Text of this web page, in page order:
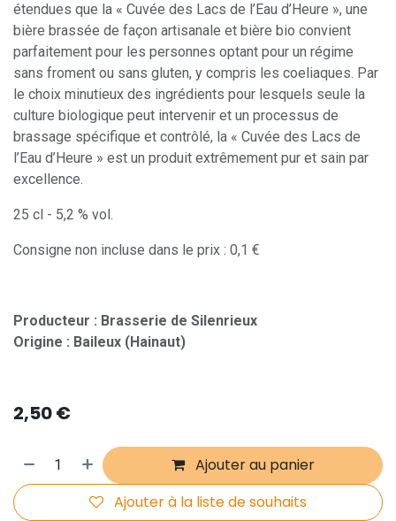
étendues que la « Cuvée des Lacs de l’Eau d’Heure », une
bière brassée de façon artisanale et bière bio convient
parfaitement pour les personnes optant pour un régime
sans froment ou sans gluten, y compris les coeliaques. Par
le choix minutieux des ingrédients pour lesquels seule la
culture biologique peut intervenir et un processus de
brassage spécifique et contrôlé, la « Cuvée des Lacs de
l’Eau d’Heure » est un produit extrêmement pur et sain par
excellence.
25 cl - 5,2 % vol.
Consigne non incluse dans le prix : 0,1 €
Producteur : Brasserie de Silenrieux
Origine : Baileux (Hainaut)
2,50€
Ajouter au panier
Ajouter à la liste de souhaits